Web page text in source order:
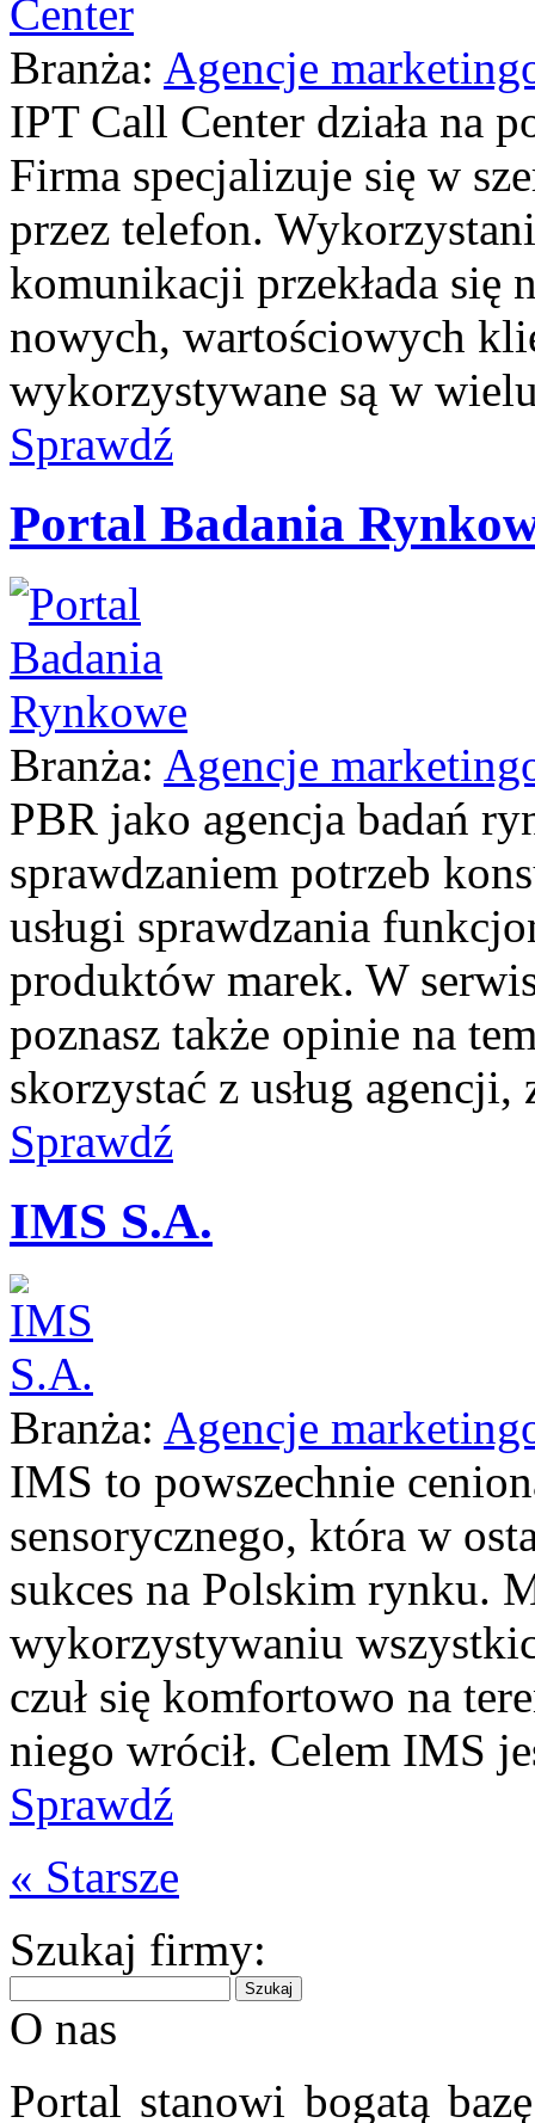
Branża: Agencje
IPT Call Center działa na
Firma specjalizuje się w
przez telefon.
komunikacji przekłada się
nowych, wartościowych
wykorzystywane są w
Sprawdź
Portal Badania
Branża: Agencje
PBR jako agencja badań
sprawdzaniem potrzeb
usługi sprawdzania
produktów marek. W
poznasz także opinie na
skorzystać z usług agencji,
Sprawdź
IMS S.A.
Branża: Agencje
IMS to powszechnie
sensorycznego, która w
sukces na Polskim rynku.
wykorzystywaniu
czuł się komfortowo na
niego wrócił. Celem IMS
Sprawdź
« Starsze
Szukaj firmy:
O nas
Portal stanowi bogatą